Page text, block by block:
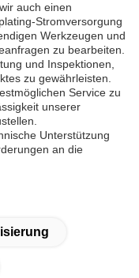
auch einen
Stromversorgung
Werkzeugen und
zu bearbeiten.
und Inspektionen,
zu gewährleisten.
Service zu
unserer
Unterstützung
an die